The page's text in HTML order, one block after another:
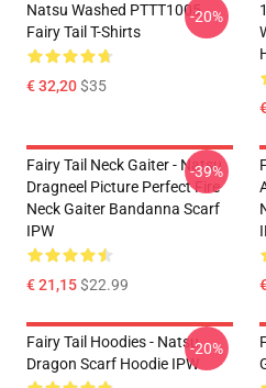
Natsu Washed PTTT1005
Fairy Tail T-Shirts
€ 32,20$35
-20%
Fairy Tail Neck Gaiter - Natsu
Dragneel Picture Perfect Fire
Neck Gaiter Bandanna Scarf
IPW
€ 21,15$22.99
-39%
Fairy Tail Hoodies - Natsu
Dragon Scarf Hoodie IPW
-20%